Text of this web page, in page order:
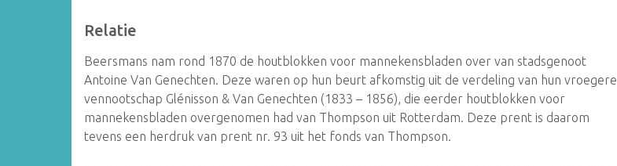
Relatie
Beersmans nam rond 1870 de houtblokken voor mannekensbladen over van stadsgenoot
Antoine Van Genechten. Deze waren op hun beurt afkomstig uit de verdeling van hun vroegere
vennootschap Glénisson & Van Genechten (1833 – 1856), die eerder houtblokken voor
mannekensbladen overgenomen had van Thompson uit Rotterdam. Deze prent is daarom
tevens een herdruk van prent nr. 93 uit het fonds van Thompson.